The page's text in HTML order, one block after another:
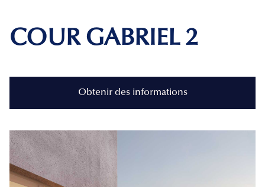
COUR GABRIEL 2
Obtenir des informations